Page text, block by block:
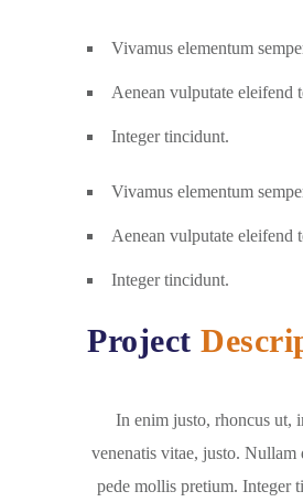
Vivamus elementum
Aenean vulputate eleifend
Integer tincidunt.
Vivamus elementum
Aenean vulputate eleifend
Integer tincidunt.
Project
In enim justo, rhoncus ut,
venenatis vitae, justo. Nullam
pede mollis pretium. Integer